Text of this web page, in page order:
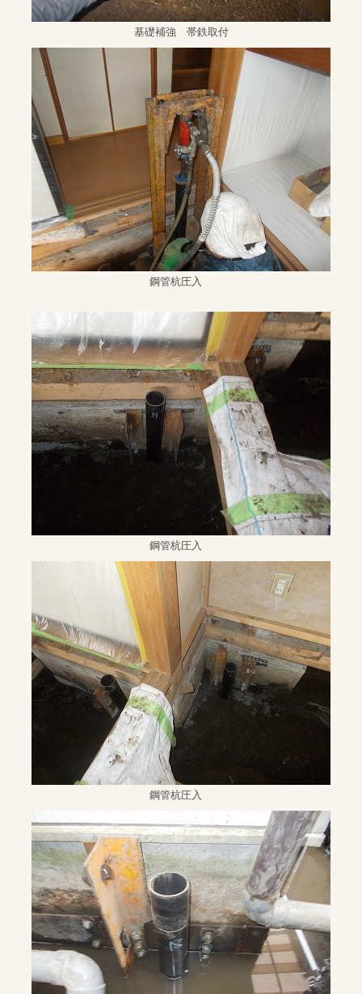
基礎補強 帯鉄取付
鋼管杭圧入
鋼管杭圧入
鋼管杭圧入